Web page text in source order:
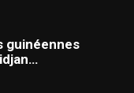
guinéennes